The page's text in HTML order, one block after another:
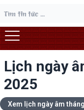
Lịch ngày
2025
Xem lịch ngày âm